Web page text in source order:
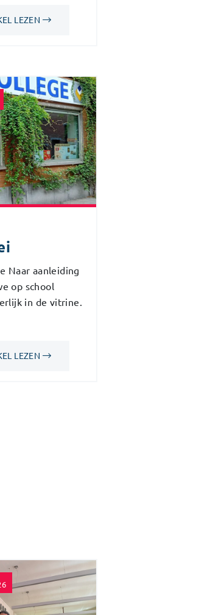
LEZEN
Naar aanleiding
op school
in de vitrine.
LEZEN